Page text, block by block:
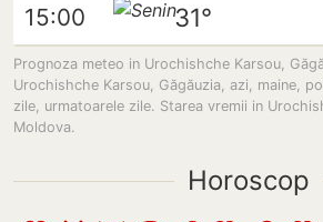
15:00 31°
Prognoza meteo in Urochishche Karsou,
Urochishche Karsou, Găgăuzia, azi, maine,
zile, urmatoarele zile. Starea vremii in
Moldova.
Horoscop